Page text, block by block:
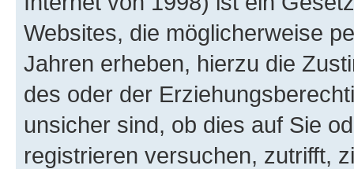
Websites, die möglicherweise
Jahren erheben, hierzu die
des oder der
unsicher sind, ob dies auf Sie
registrieren versuchen, zutrifft,